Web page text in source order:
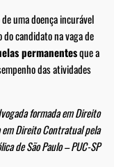
uma doença incurável
candidato na vaga de
permanentesque a
das atividades
formada em Direito
Direito Contratual pela
de São Paulo – PUC-SP